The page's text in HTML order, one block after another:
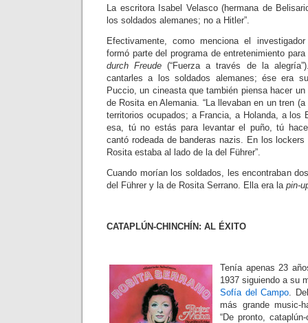
La escritora Isabel Velasco (hermana de
los soldados alemanes; no a Hitler”.
Efectivamente, como menciona el
formó parte del programa de entretenimiento
durch Freude (“Fuerza a través de la
cantarles a los soldados alemanes; ése era
Puccio, un cineasta que también piensa hacer
de Rosita en Alemania. “La llevaban en un tren
territorios ocupados; a Francia, a Holanda, a los
esa, tú no estás para levantar el puño, tú
cantó rodeada de banderas nazis. En los
Rosita estaba al lado de la del Führer”.
Cuando morían los soldados, les encontraban
del Führer y la de Rosita Serrano. Ella era la pin-
CATAPLÚN-CHINCHÍN: AL ÉXITO
Tenía apenas 23
1937 siguiendo a su
Sofía del Campo.
más grande music-
“De pronto,